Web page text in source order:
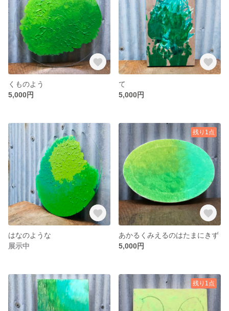
くものよう
5,000円
て
5,000円
はなのような
展示中
残り1点
あかるくみえるのはたまにきず
5,000円
残り1点